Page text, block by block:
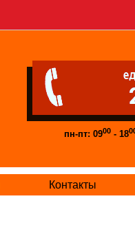
пн-пт: 0900- 18
Контакты